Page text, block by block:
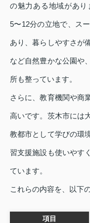
の魅力ある地域があ
5〜12分の立地で、ス
あり、暮らしやすさが
など自然豊かな公園や
所も整っています。
さらに、教育機関や商
高いです。茨木市には
教都市として学びの環
習支援施設も使いやす
ています。
これらの内容を、以下
項目